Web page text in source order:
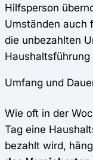
Hilfsperson
Umständen auch
die unbezahlten
Umfang und
Wie oft in der
Tag eine
bezahlt wird,